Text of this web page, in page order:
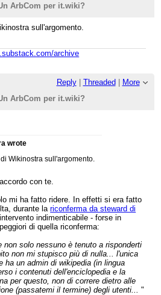
ArbCom per it.wiki?
sull'argomento.
archive
Reply| Threaded
More
ArbCom per it.wiki?
wrote
Wikinostra sull'argomento.
con te.
mi ha fatto ridere. In effetti si era fatto
durante lariconferma da steward di
intervento indimenticabile - forse in
di quella riconferma:
non solo nessuno è tenuto a risponderti
non mi stupisco più di nulla... l'unica
ha un admin di wikipedia (in lingua
i contenuti dell'enciclopedia e la
per questo, non di correre dietro alle
(passatemi il termine) degli utenti..."